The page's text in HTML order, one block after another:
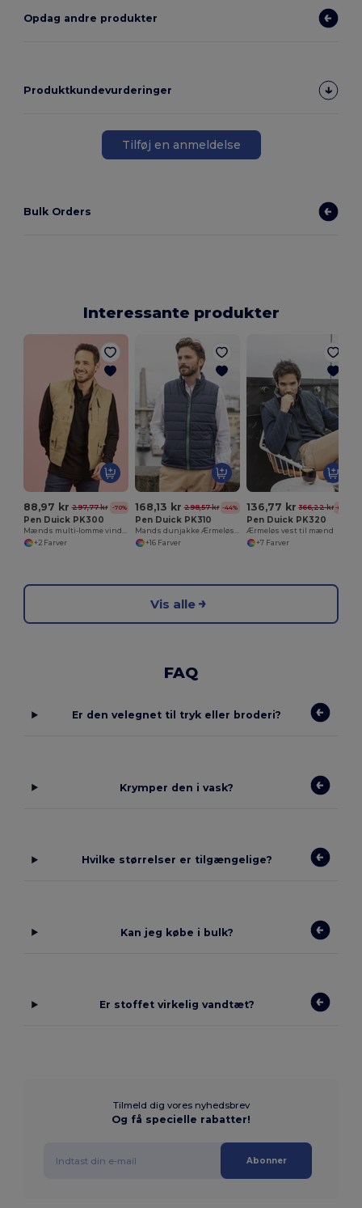
Opdag andre produkter
Produktkundevurderinger
Tilføj en anmeldelse
Bulk Orders
Interessante produkter
88,97 kr 297,77 kr -70%
Pen Duick PK300
Mænds multi-lomme vindtæt vest
+2 Farver
168,13 kr 298,57 kr -44%
Pen Duick PK310
Mands dunjakke Ærmeløs Vandafvisende og vindtæt
+16 Farver
136,77 kr 366,22 kr -63%
Pen Duick PK320
Ærmeløs vest til mænd
+7 Farver
Vis alle
FAQ
Er den velegnet til tryk eller broderi?
Krymper den i vask?
Hvilke størrelser er tilgængelige?
Kan jeg købe i bulk?
Er stoffet virkelig vandtæt?
Tilmeld dig vores nyhedsbrev
Og få specielle rabatter!
Abonner